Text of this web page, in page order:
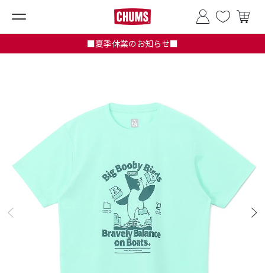
■夏季休業のお知らせ■